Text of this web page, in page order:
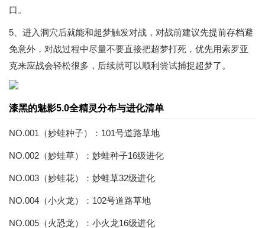
口。
5、进入洞穴后就能和超梦触发对战，对战前建议先提前存档避
免意外，对战过程中尽量不要直接把超梦打死，优先用索罗亚
克来应战会轻松很多，后续就可以顺利尝试捕捉超梦了。
漆黑的魅影5.0全精灵分布与进化清单
NO.001（妙蛙种子）：101号道路草地
NO.002（妙蛙草）：妙蛙种子16级进化
NO.003（妙蛙花）：妙蛙草32级进化
NO.004（小火龙）：102号道路草地
NO.005（火恐龙）：小火龙16级进化